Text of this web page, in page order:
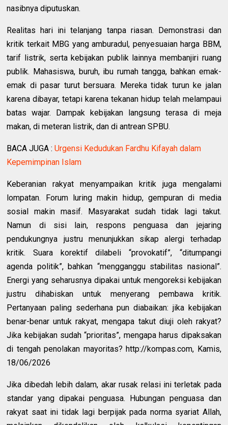
nasibnya diputuskan.
Realitas hari ini telanjang tanpa riasan. Demonstrasi dan
kritik terkait MBG yang amburadul, penyesuaian harga BBM,
tarif listrik, serta kebijakan publik lainnya membanjiri ruang
publik. Mahasiswa, buruh, ibu rumah tangga, bahkan emak-
emak di pasar turut bersuara. Mereka tidak turun ke jalan
karena dibayar, tetapi karena tekanan hidup telah melampaui
batas wajar. Dampak kebijakan langsung terasa di meja
makan, di meteran listrik, dan di antrean SPBU.
BACA JUGA :Urgensi Kedudukan Fardhu Kifayah dalam
Kepemimpinan Islam
Keberanian rakyat menyampaikan kritik juga mengalami
lompatan. Forum luring makin hidup, gempuran di media
sosial makin masif. Masyarakat sudah tidak lagi takut.
Namun di sisi lain, respons penguasa dan jejaring
pendukungnya justru menunjukkan sikap alergi terhadap
kritik. Suara korektif dilabeli “provokatif”, “ditumpangi
agenda politik”, bahkan “mengganggu stabilitas nasional”.
Energi yang seharusnya dipakai untuk mengoreksi kebijakan
justru dihabiskan untuk menyerang pembawa kritik.
Pertanyaan paling sederhana pun diabaikan: jika kebijakan
benar-benar untuk rakyat, mengapa takut diuji oleh rakyat?
Jika kebijakan sudah “prioritas”, mengapa harus dipaksakan
di tengah penolakan mayoritas? http://kompas.com, Kamis,
18/06/2026
Jika dibedah lebih dalam, akar rusak relasi ini terletak pada
standar yang dipakai penguasa. Hubungan penguasa dan
rakyat saat ini tidak lagi berpijak pada norma syariat Allah,